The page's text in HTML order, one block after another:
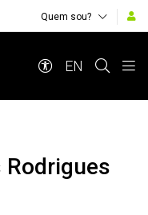
Quem sou?
EN
Rodrigues